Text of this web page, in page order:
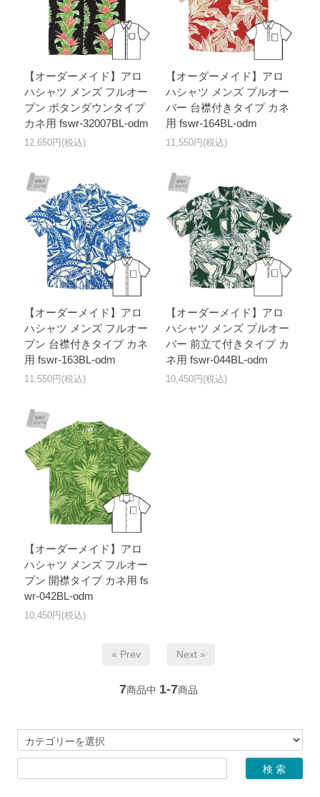
【オーダーメイド】アロ
ハシャツ メンズ フルオー
プン ボタンダウンタイプ
カネ用 fswr-32007BL-odm
12,650円(税込)
【オーダーメイド】アロ
ハシャツ メンズ プルオー
バー 台襟付きタイプ カネ
用 fswr-164BL-odm
11,550円(税込)
【オーダーメイド】アロ
ハシャツ メンズ フルオー
プン 台襟付きタイプ カネ
用 fswr-163BL-odm
11,550円(税込)
【オーダーメイド】アロ
ハシャツ メンズ プルオー
バー 前立て付きタイプ カ
ネ用 fswr-044BL-odm
10,450円(税込)
【オーダーメイド】アロ
ハシャツ メンズ フルオー
プン 開襟タイプ カネ用 fs
wr-042BL-odm
10,450円(税込)
« Prev Next »
7商品中 1-7商品